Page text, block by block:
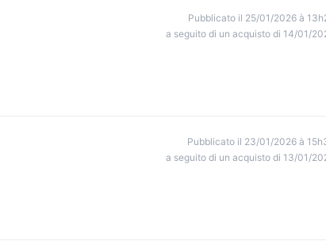
Pubblicato il 25/01/2026 à
a seguito di un acquisto di 14/01/
Pubblicato il 23/01/2026 à
a seguito di un acquisto di 13/01/